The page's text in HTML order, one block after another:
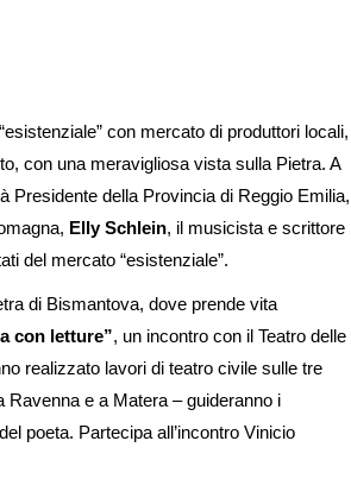
con mercato di produttori locali,
con una meravigliosa vista sulla Pietra. A
Presidente della Provincia di Reggio Emilia,
Elly Schlein, il musicista e scrittore
del mercato “esistenziale”.
di Bismantova, dove prende vita
con letture”, un incontro con il Teatro delle
realizzato lavori di teatro civile sulle tre
e a Matera – guideranno i
poeta. Partecipa all’incontro Vinicio